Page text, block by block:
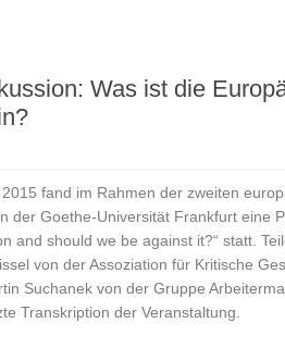
Was ist die
fand im Rahmen der zweiten
der Goethe-Universität Frankfurt eine
and should we be against it?“ statt.
von der Assoziation für Kritische
Suchanek von der Gruppe
Transkription der Veranstaltung.